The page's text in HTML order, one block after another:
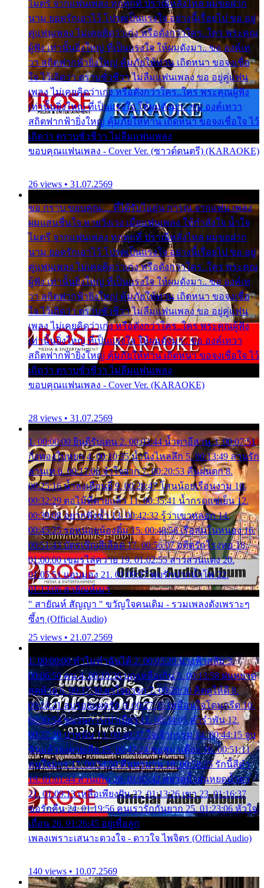
ไมตรี จากแฟนเพลง ทุกทุกที่ ปราณีหลั่งไหล ผมขอฝาก
นาม ยอดรักเอาไว้ โปรดเป็นแรงใจ อย่างนี้เรื่อยไป ขอ อยู่
คู่แฟนเพลง ไม่เคยคิดว่าเก่ง หรือดังกว่าใคร..ใคร พระคุณ
ผู้ฟัง เท่านั้นยิ่งใหญ่ ที่เป็นแรงใจ ให้ผมดังมา.. ขอ องค์เท
วา สถิตฟากฟ้ายิ่งใหญ่ คุ้มภัยให้ท่าน เถิดหนา ขอจงเชื่อ
ใจ ไว้เถิดว่า ตราบชั่วชีวา ไม่ลืมแฟนเพลง ขอ อยู่คู่แฟน
เพลง ไม่เคยคิดว่าเก่ง หรือดังกว่าใคร..ใคร พระคุณผู้ฟัง
เท่านั้นยิ่งใหญ่ ที่เป็นแรงใจ ให้ผมดังมา.. ขอ องค์เทวา
สถิตฟากฟ้ายิ่งใหญ่ คุ้มภัยให้ท่าน เถิดหนา ขอจงเชื่อใจ ไว้
เถิดว่า ตราบชั่วชีวา ไม่ลืมแฟนเพลง
ขอบคุณแฟนเพลง - Cover Ver. (ซาวด์ดนตรี) (KARAOKE)
26 views • 31.07.2569
ขอ กราบ ขอบคุณ.... ที่ได้รับไออุ่น การุณ จากแฟน เพลง
ผมแสนชื่นใจ หายวังเวง เมื่อแฟนเพลง ให้กำลังใจ น้ำใจ
ไมตรี จากแฟนเพลง ทุกทุกที่ ปราณีหลั่งไหล ผมขอฝาก
นาม ยอดรักเอาไว้ โปรดเป็นแรงใจ อย่างนี้เรื่อยไป ขอ อยู่
คู่แฟนเพลง ไม่เคยคิดว่าเก่ง หรือดังกว่าใคร..ใคร พระคุณ
ผู้ฟัง เท่านั้นยิ่งใหญ่ ที่เป็นแรงใจ ให้ผมดังมา.. ขอ องค์เท
วา สถิตฟากฟ้ายิ่งใหญ่ คุ้มภัยให้ท่าน เถิดหนา ขอจงเชื่อ
ใจ ไว้เถิดว่า ตราบชั่วชีวา ไม่ลืมแฟนเพลง ขอ อยู่คู่แฟน
เพลง ไม่เคยคิดว่าเก่ง หรือดังกว่าใคร..ใคร พระคุณผู้ฟัง
เท่านั้นยิ่งใหญ่ ที่เป็นแรงใจ ให้ผมดังมา.. ขอ องค์เทวา
สถิตฟากฟ้ายิ่งใหญ่ คุ้มภัยให้ท่าน เถิดหนา ขอจงเชื่อใจ ไว้
เถิดว่า ตราบชั่วชีวา ไม่ลืมแฟนเพลง
ขอบคุณแฟนเพลง - Cover Ver. (KARAOKE)
28 views • 31.07.2569
1. 00:00:00 ยินดีรับเดน 2. 00:03:44 น้ำตาอีสาน 3. 00:07:51
กิ่งทองใบหยก 4. 00:10:35 น้ำนิ่งไหลลึก 5. 00:13:49 ลานรัก
ลานเท 6. 00:17:06 จำใจจาก 7. 00:20:53 คืนฝนตก 8.
00:25:16 น้ำลงเดือนยี่ 9. 00:28:47 โสนน้อยเรือนงาม 10.
00:32:29 ตอไม้ที่ตายแล้ว 11. 00:35:41 น้ำกรดแช่เย็น 12.
00:39:08 อยากฟังซ้ำ 13. 00:42:32 รู้ว่าเขาหลอก 14.
00:45:25 รอหน่อยน้องติ๋ม 15. 00:48:56 เรือล่มในหนอง 16.
00:51:43 บัตรเชิญสีเลือด 17. 00:56:07 อดีตรักโรงทอ 18.
01:00:00 เขมรไล่ควาย 19. 01:02:55 สาวสวนแตง 20.
01:05:51 แอบมอง 21. 01:09:27 พบรักปากน้ำโพ 22.
01:13:06 สายัณห์เมา
" สายัณห์ สัญญา " ขวัญใจคนเดิม - รวมเพลงดังเพราะๆ
ซึ้งๆ (Official Audio)
25 views • 21.07.2569
1. 00:00:00 ทำไมทำฉันได้ 2. 00:03:20 นางฟ้าสลัม 3.
00:06:50 คน 4. 00:10:36 บุญเหลือเกิน 5. 00:13:58 ฝนหยาด
สุดท้าย 6. 00:17:30 ยาใจยาจก 7. 00:20:30 คิดดูให้ดี 8.
00:24:21 ลบรอยแผลรัก 9. 00:27:35 เหมือนใจโดนกรีด 10.
00:30:54 ขบวนการเปาเปียว 11. 00:34:05 คำรำพัน 12.
00:37:20 ปาหนัน 13. 00:40:37 ใจเจ้ากรรม 14. 00:44:15 จูบ
ฉันแล้วจงตายเสีย 15. 00:47:24 ขอสูมาเต๊อะ 16. 00:51:11
คนใจมาร 17. 00:54:50 คืนทรมาน 18. 00:58:25 รักนี้สีดำ
19. 01:01:44 ส่วนเกิน 20. 01:05:42 หยาดน้ำฝนหยดน้ำตา
21. 01:09:13 เหลือเพียงฝัน 22. 01:13:26 เขา 23. 01:16:37
ขอรักคืน 24. 01:19:56 คนเรารักกันยาก 25. 01:23:06 หัวใจ
เถื่อน 26. 01:26:45 อยู่เพื่อลูก
เพลงเพราะเสนาะดวงใจ - ดาวใจ ไพจิตร (Official Audio)
140 views • 10.07.2569